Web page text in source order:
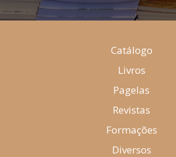
Catálogo
Livros
Pagelas
Revistas
Formações
Diversos